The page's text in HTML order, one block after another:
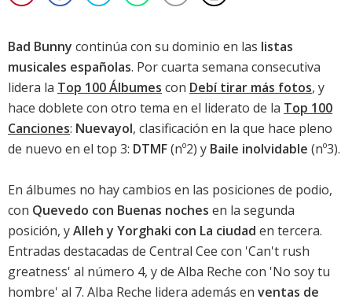
Bad Bunny continúa con su dominio en las listas
musicales españolas. Por cuarta semana consecutiva
lidera la Top 100 Álbumes con Debí tirar más fotos, y
hace doblete con otro tema en el liderato de la Top 100
Canciones: Nuevayol, clasificación en la que hace pleno
de nuevo en el top 3: DTMF(nº2) y Baile inolvidable (nº3).
En álbumes no hay cambios en las posiciones de podio,
con Quevedo con Buenas noches en la segunda
posición, yAlleh y Yorghaki con La ciudad en tercera.
Entradas destacadas de Central Cee con 'Can't rush
greatness' al número 4, y de Alba Reche con 'No soy tu
hombre' al 7. Alba Reche lidera además en ventas de